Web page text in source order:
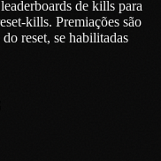
de kills para
kills. Premiações são
reset, se habilitadas